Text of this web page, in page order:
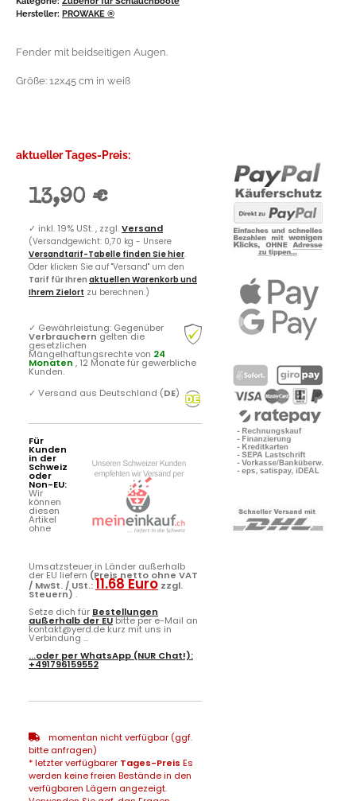
Hersteller: PROWAKE ®
Fender mit beidseitigen Augen.
Größe: 12x45 cm in weiß
aktueller Tages-Preis:
13,90 €
✓ inkl. 19% USt. , zzgl.Versand
(Versandgewicht: 0,70 kg - Unsere
Versandtarif-Tabelle finden Sie hier.
Oder klicken Sie auf "Versand" um den
Tarif für Ihren aktuellen Warenkorb und
Ihrem Zielort zu berechnen.)
✓ Gewährleistung: Gegenüber
Verbrauchern gelten die
gesetzlichen
Mängelhaftungsrechte von 24
Monaten , 12 Monate für gewerbliche
Kunden.
✓ Versand aus Deutschland (DE)
Für
Kunden
in der
Schweiz
oder
Non-EU:
Wir
können
diesen
Artikel
ohne
Umsatzsteuer in Länder außerhalb
der EU liefern (Preis netto ohne VAT
/ MwSt. / USt.:11.68 Euro zzgl.
Steuern) .
Setze dich für Bestellungen
außerhalb der EUbitte per e-Mail an
kontakt@yerd.de kurz mit uns in
Verbindung ...
...oder perWhatsApp (NUR Chat!):
+491796159552
momentan nicht verfügbar (ggf.
bitte anfragen)
* letzter verfügbarer Tages-Preis Es
werden keine freien Bestände in den
verfügbaren Lägern angezeigt.